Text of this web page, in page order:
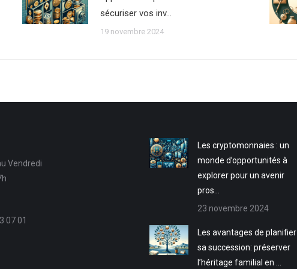
sécuriser vos inv…
19 novembre 2024
Vendredi
07 01
Les cryptomonnaies : un
monde d’opportunités à
explorer pour un avenir
pros…
23 novembre 2024
Les avantages de planifier
sa succession: préserver
l’héritage familial en …